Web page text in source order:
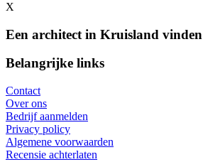
X
Een architect in Kruisland vinden
Belangrijke links
Contact
Over ons
Bedrijf aanmelden
Privacy policy
Algemene voorwaarden
Recensie achterlaten